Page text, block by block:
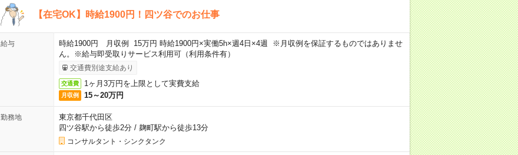
【在宅OK】時給1900円！四ツ谷でのお仕事
給与
時給1900円 月収例 15万円 時給1900円×実働5h×週4日×4週 ※月収例を保証するものではありませ
ん。※給与即受取りサービス利用可（利用条件有）
交通費別途支給あり
交通費 1ヶ月3万円を上限として実費支給
月収例 15～20万円
勤務地
東京都千代田区
四ツ谷駅から徒歩2分/ 麹町駅から徒歩13分
コンサルタント・シンクタンク